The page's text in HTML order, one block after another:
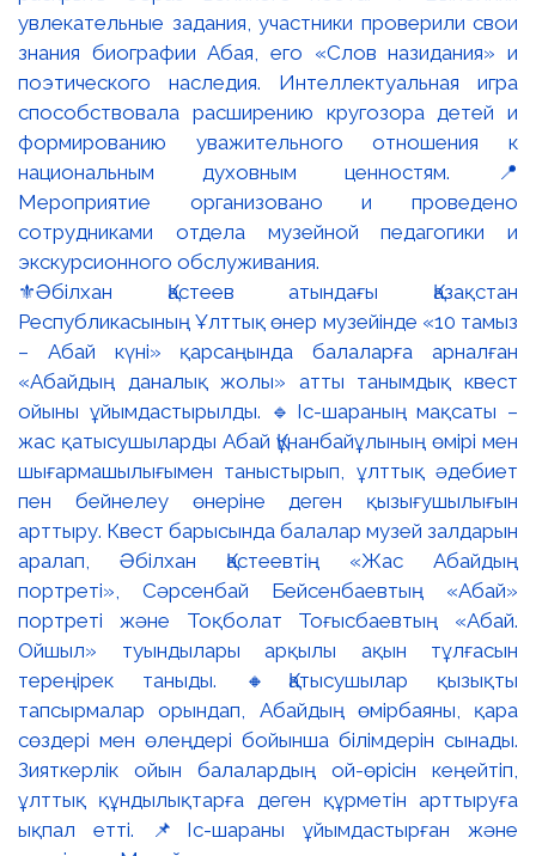
⚜️Әбілхан Қастеев атындағы Қазақстан
Республикасының Ұлттық өнер музейінде «10 тамыз
– Абай күні» қарсаңында балаларға арналған
«Абайдың даналық жолы» атты танымдық квест
ойыны ұйымдастырылды. 🔹Іс-шараның мақсаты –
жас қатысушыларды Абай Құнанбайұлының өмірі мен
шығармашылығымен таныстырып, ұлттық әдебиет
пен бейнелеу өнеріне деген қызығушылығын
арттыру. Квест барысында балалар музей залдарын
аралап, Әбілхан Қастеевтің «Жас Абайдың
портреті», Сәрсенбай Бейсенбаевтың «Абай»
портреті және Тоқболат Тоғысбаевтың «Абай.
Ойшыл» туындылары арқылы ақын тұлғасын
тереңірек таныды. 🔸Қатысушылар қызықты
тапсырмалар орындап, Абайдың өмірбаяны, қара
сөздері мен өлеңдері бойынша білімдерін сынады.
Зияткерлік ойын балалардың ой-өрісін кеңейтіп,
ұлттық құндылықтарға деген құрметін арттыруға
ықпал етті. 📌Іс-шараны ұйымдастырған және